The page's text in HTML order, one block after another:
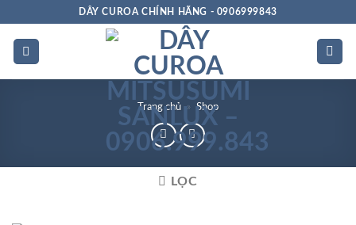
dung
DÂY CUROA CHÍNH HÃNG - 0906999843
Trang chủ » Shop
LỌC